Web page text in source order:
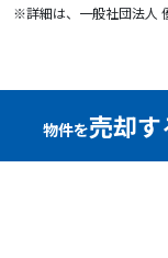
※詳細は、一般社団法人
物件を売却す